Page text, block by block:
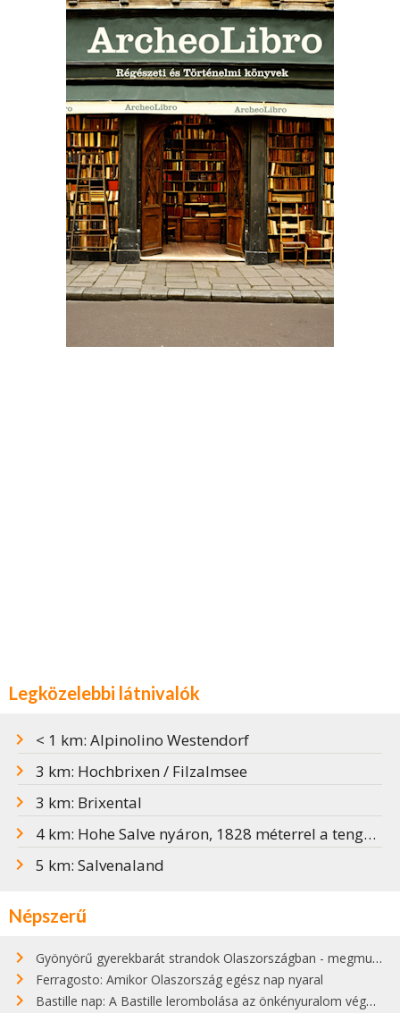
Legközelebbi látnivalók
< 1 km: Alpinolino Westendorf
3 km: Hochbrixen / Filzalmsee
3 km: Brixental
4 km: Hohe Salve nyáron, 1828 méterrel a tengerszint felett
5 km: Salvenaland
Népszerű
Gyönyörű gyerekbarát strandok Olaszországban - megmutatjuk a 15 legjobbat
Ferragosto: Amikor Olaszország egész nap nyaral
Bastille nap: A Bastille lerombolása az önkényuralom végét jelentette